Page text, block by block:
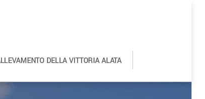
DELLA VITTORIA ALATA